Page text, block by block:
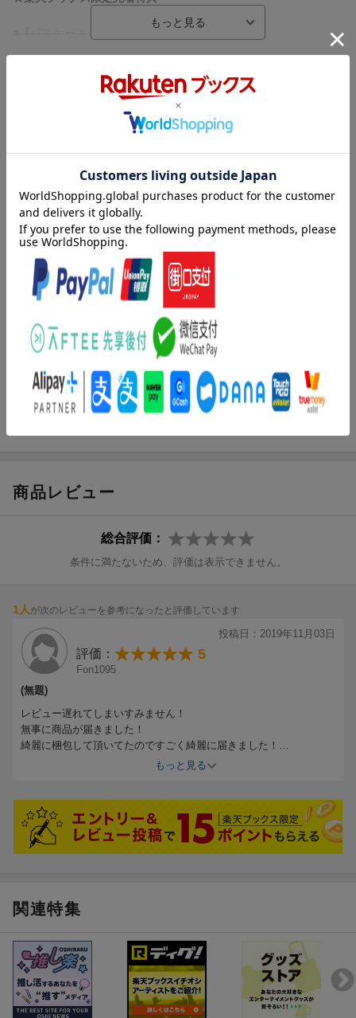
次第、当ページ上で終了告知をさせていただきます。
★仕様/特典
・LIVE概要
【日時】2020年3月28日（土）、29日（日）
【会場】メットライフドーム
全6ディビジョン出演、メットライフドームで5thライブが2DAYS
で決定！！
ヒプノシスマイク史上最大規模で5thライブも2DAYSで決定しまし
た。
2020年3月28日（土）と29（日）にメットライフドームで開催で
ビジョンの全キャストが集結します。
こちらのライブは10月30日（水）発売のオオサカ・ディビジョン
11月27日（水）発売のナゴヤ・ディビジョンBad Ass TempleのC
Dに最速先行申込シリアルナンバーが封入されます。
楽しみにしていてください！PEACE！！！
※両CD封入のシリアルナンバーを揃えるとご応募が可能となりま
す。
ヒプノシスマイクーDivision Rap Battle-
オオサカ・ディビジョン
収録曲
曲目タイトル：
M1.「あゝオオサカdreamin’night」／どついたれ本舗（CV.岩崎諒
太・河西健吾・黒田崇矢）
作詞：R-指定 作曲・編曲：DJ松永
M2.「Tragic Transistor」／白膠木簓（CV.岩崎諒太）
作詞：HIDADDY 作曲・編曲：ALI-KICK
M3.「Own Stage」躑躅森 盧笙（CV.河西健吾）
作詞：蛭間大地 作曲：蛭間大地・maeshima soshi 編曲：mae
shima soshi
M4.「FACES」／天谷奴零（CV.黒田崇矢）
作詞：Amon Hayashi 作曲：DirtyOrange・Amon Hayashi 編
商品レビュー
総合評価：
条件に満たないため、評価は表示できません。
1人が次のレビューを参考になったと評価しています
投稿日：2019年11月03日
評価： 5
Fon1095
(無題)
レビュー遅れてしまいすみません！
無事に商品が届きました！
綺麗に梱包して頂いてたのですごく綺麗に届きました！
すごく満足です！ありがとうございます！
もっと見る
関連特集